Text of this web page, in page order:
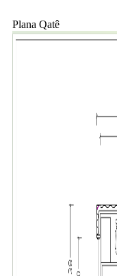
Plana Qatê